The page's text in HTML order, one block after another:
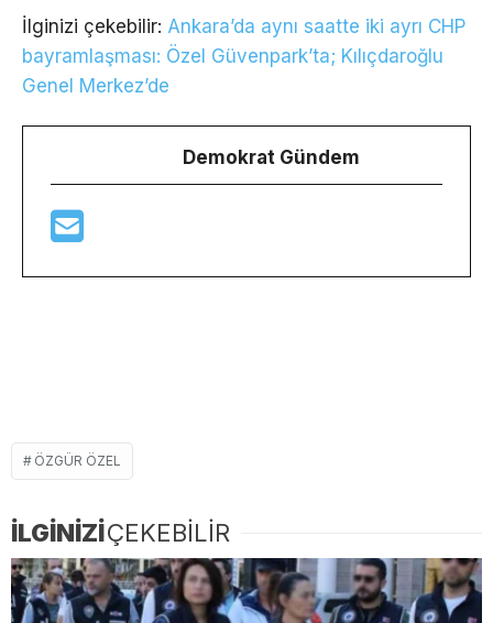
İlginizi çekebilir: Ankara’da aynı saatte iki ayrı CHP
bayramlaşması: Özel Güvenpark’ta; Kılıçdaroğlu
Genel Merkez’de
Demokrat Gündem
ÖZGÜR ÖZEL
İLGİNİZİÇEKEBİLİR